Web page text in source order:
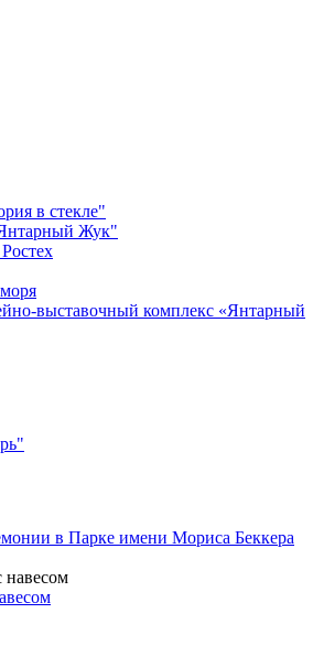
в стекле"
Жук"
выставочный комплекс «Янтарный
в Парке имени Мориса Беккера